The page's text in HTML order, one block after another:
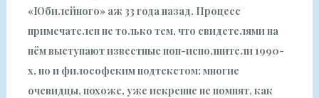
«Юбилейного» аж 33 года назад. Процесс
примечателен не только тем, что свидетелями на
нём выступают известные поп-исполнители 1990-
х, но и философским подтекстом: многие
очевидцы, похоже, уже искренне не помнят, как